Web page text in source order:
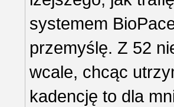
systemem
przemyślę. Z 52
wcale, chcąc
kadencję to dla